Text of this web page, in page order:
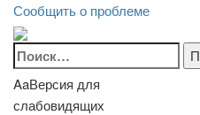
Сообщить о проблеме
Найти:
AaВерсия для
слабовидящих